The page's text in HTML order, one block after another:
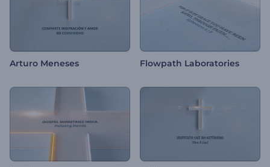
Arturo Meneses Flowpath Laboratories